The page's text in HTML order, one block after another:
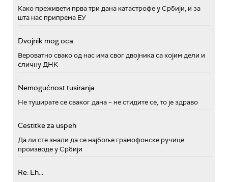
Како преживети прва три дана катастрофе у Србији, и за
шта нас припрема ЕУ
Dvojnik mog oca
Вероватно свако од нас има свог двојника са којим дели и
сличну ДНК
Nemogućnost tusiranja
Не туширате се сваког дана – не стидите се, то је здраво
Cestitke za uspeh
Да ли сте знали да се најбоље грамофонске ручице
производе у Србији
Re: Eh...